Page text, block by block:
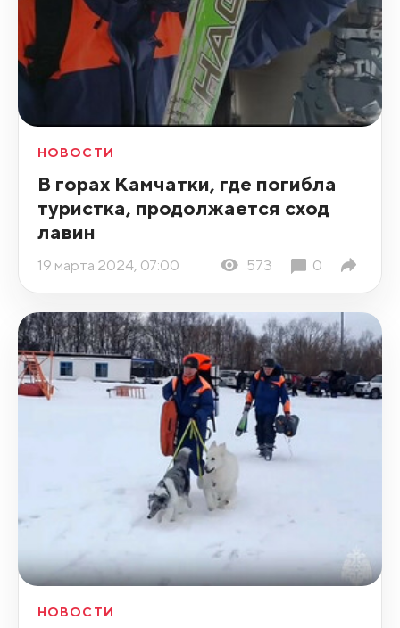
НОВОСТИ
В горах Камчатки, где погибла
туристка, продолжается сход
лавин
19 марта 2024, 07:00 573 0
НОВОСТИ